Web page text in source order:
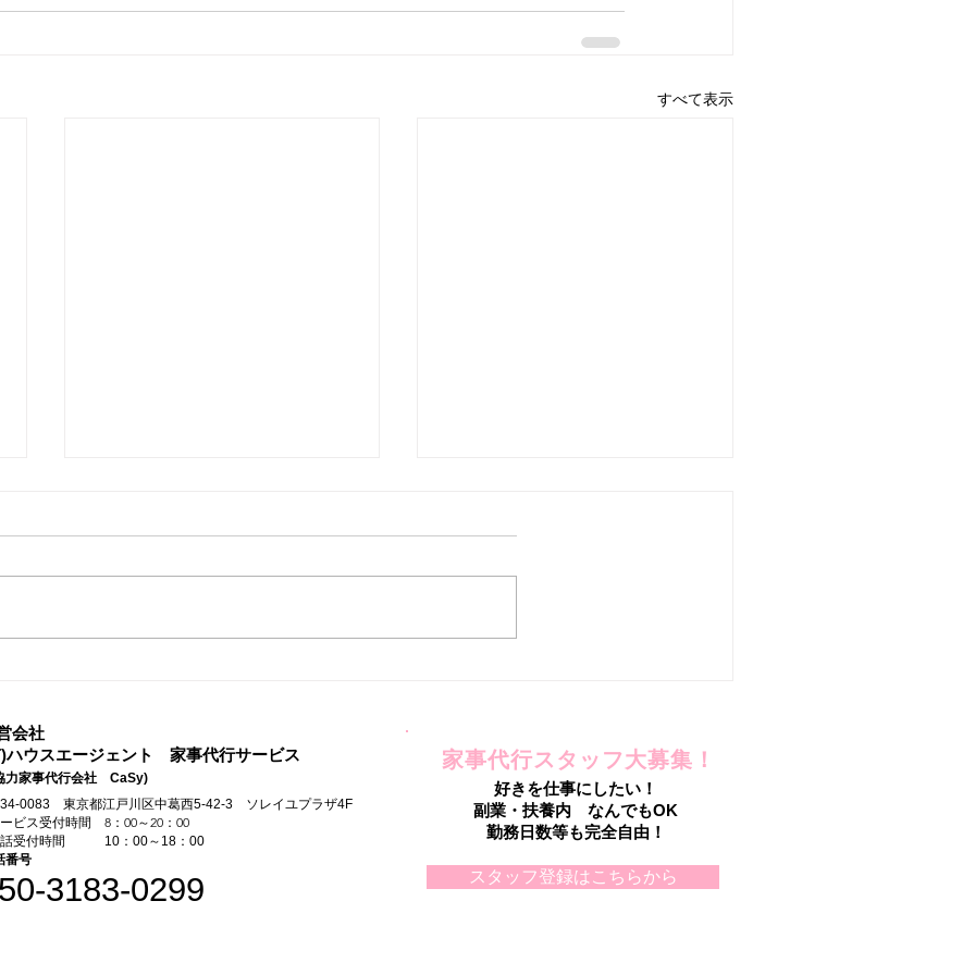
すべて表示
会社
ハウスエージェント 家事代行サービス
力家事代行会社 CaSy)
0083 東京都江戸川区中葛西5-42-3 ソレイユプラザ4F
ビス受付時間 8：00～20：00
話受付時間 10：00～18：00
番号
3183-0299
家事代行スタッフ大募集！
好きを仕事にしたい！
副業・扶養内 なんでもOK
勤務日数等も完全自由！
スタッフ登録はこちらから